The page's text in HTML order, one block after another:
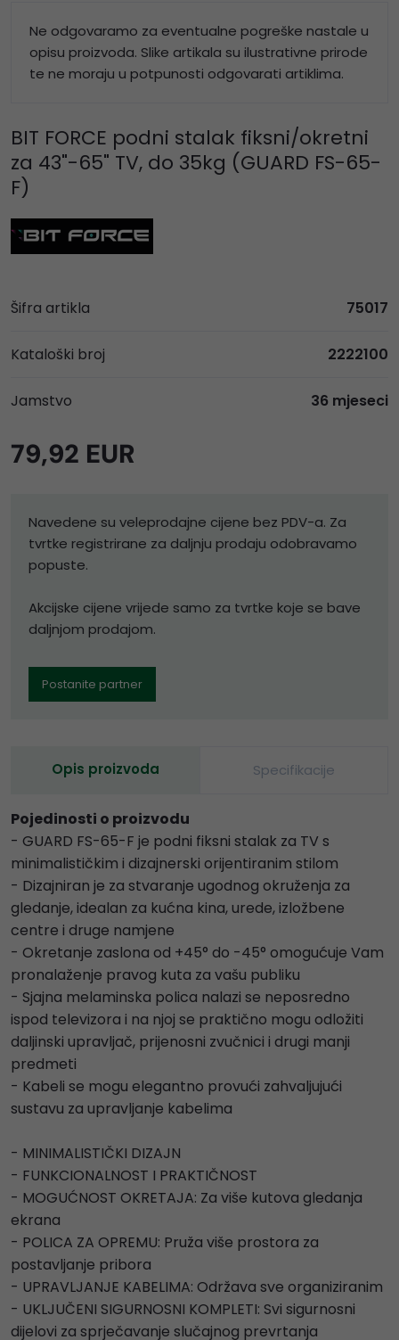
Ne odgovaramo za eventualne pogreške nastale u
opisu proizvoda. Slike artikala su ilustrativne prirode
te ne moraju u potpunosti odgovarati artiklima.
BIT FORCE podni stalak fiksni/okretni
za 43"-65" TV, do 35kg (GUARD FS-65-
F)
Šifra artikla 75017
Kataloški broj 2222100
Jamstvo 36 mjeseci
79,92 EUR
Navedene su veleprodajne cijene bez PDV-a. Za
tvrtke registrirane za daljnju prodaju odobravamo
popuste.
Akcijske cijene vrijede samo za tvrtke koje se bave
daljnjom prodajom.
Postanite partner
Opis proizvoda Specifikacije
Pojedinosti o proizvodu
- GUARD FS-65-F je podni fiksni stalak za TV s
minimalističkim i dizajnerski orijentiranim stilom
- Dizajniran je za stvaranje ugodnog okruženja za
gledanje, idealan za kućna kina, urede, izložbene
centre i druge namjene
- Okretanje zaslona od +45° do -45° omogućuje Vam
pronalaženje pravog kuta za vašu publiku
- Sjajna melaminska polica nalazi se neposredno
ispod televizora i na njoj se praktično mogu odložiti
daljinski upravljač, prijenosni zvučnici i drugi manji
predmeti
- Kabeli se mogu elegantno provući zahvaljujući
sustavu za upravljanje kabelima
- MINIMALISTIČKI DIZAJN
- FUNKCIONALNOST I PRAKTIČNOST
- MOGUĆNOST OKRETAJA: Za više kutova gledanja
ekrana
- POLICA ZA OPREMU: Pruža više prostora za
postavljanje pribora
- UPRAVLJANJE KABELIMA: Održava sve organiziranim
- UKLJUČENI SIGURNOSNI KOMPLETI: Svi sigurnosni
dijelovi za sprječavanje slučajnog prevrtanja